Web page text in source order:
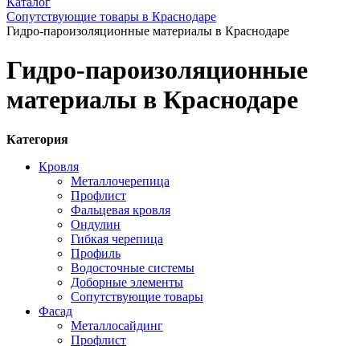
Сопутствующие товары в Краснодаре
Гидро-пароизоляционные материалы в Краснодаре
Гидро-пароизоляционные
материалы в Краснодаре
Категория
Кровля
Металлочерепица
Профлист
Фальцевая кровля
Ондулин
Гибкая черепица
Профиль
Водосточные системы
Доборные элементы
Сопутствующие товары
Фасад
Металлосайдинг
Профлист